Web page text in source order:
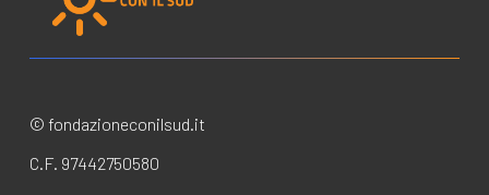
© fondazioneconilsud.it
C.F. 97442750580